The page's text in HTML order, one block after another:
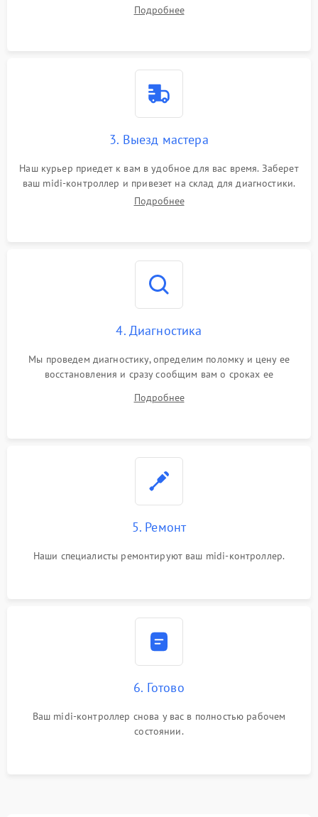
Подробнее
3. Выезд мастера
Наш курьер приедет к вам в удобное для вас время. Заберет
ваш midi-контроллер и привезет на склад для диагностики.
Подробнее
4. Диагностика
Мы проведем диагностику, определим поломку и цену ее
восстановления и сразу сообщим вам о сроках ее
Подробнее
5. Ремонт
Наши специалисты ремонтируют ваш midi-контроллер.
6. Готово
Ваш midi-контроллер снова у вас в полностью рабочем
состоянии.